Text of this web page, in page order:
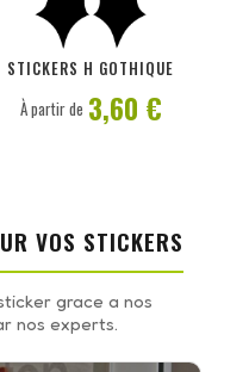
STICKERS H GOTHIQUE
PERSONNALISER
À partir de 3,60 €
VOS STICKERS
grace a nos
nos experts.